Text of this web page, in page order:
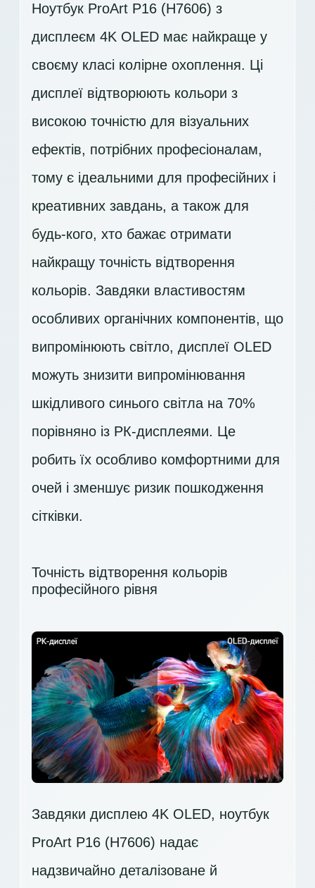
Ноутбук ProArt P16 (H7606) з
дисплеєм 4K OLED має найкраще у
своєму класі колірне охоплення. Ці
дисплеї відтворюють кольори з
високою точністю для візуальних
ефектів, потрібних професіоналам,
тому є ідеальними для професійних і
креативних завдань, а також для
будь-кого, хто бажає отримати
найкращу точність відтворення
кольорів. Завдяки властивостям
особливих органічних компонентів, що
випромінюють світло, дисплеї OLED
можуть знизити випромінювання
шкідливого синього світла на 70%
порівняно із РК-дисплеями. Це
робить їх особливо комфортними для
очей і зменшує ризик пошкодження
сітківки.
Точність відтворення кольорів
професійного рівня
Завдяки дисплею 4K OLED, ноутбук
ProArt P16 (H7606) надає
надзвичайно деталізоване й